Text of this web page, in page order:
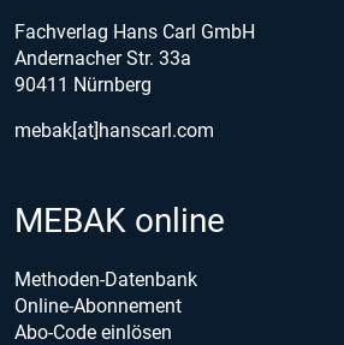
Fachverlag Hans Carl GmbH
Andernacher Str. 33a
90411 Nürnberg
mebak[at]hanscarl.com
MEBAK online
Methoden-Datenbank
Online-Abonnement
Abo-Code einlösen